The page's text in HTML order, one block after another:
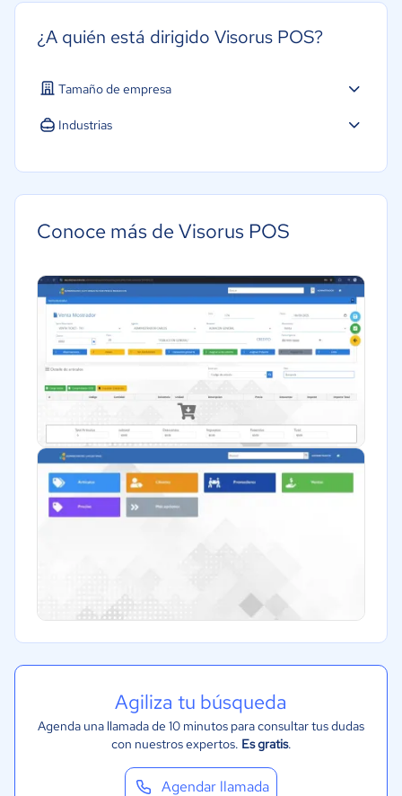
¿A quién está dirigido Visorus POS?
Tamaño de empresa
Micro: 1 a 9 trabajadores
Industrias
Ventas y servicios
Gastronomía
Conoce más de Visorus POS
Agiliza tu búsqueda
Agenda una llamada de 10 minutos para consultar tus dudas
con nuestros expertos. Es gratis.
Agendar llamada